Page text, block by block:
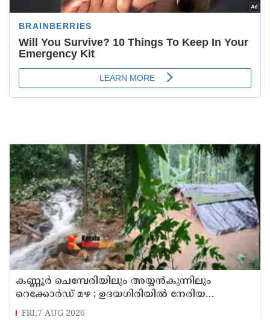
കണ്ണൂർ ചെമ്പേരിയിലും അയ്യൻകുന്നിലും
റെക്കോർഡ് മഴ ; ഉദയഗിരിയിൽ നേരിയ
ഉരുൾപൊട്ടൽ; 13 പേരെ ക്യാമ്പിലേക്ക് മാറ്റി
FRI,7 AUG 2026